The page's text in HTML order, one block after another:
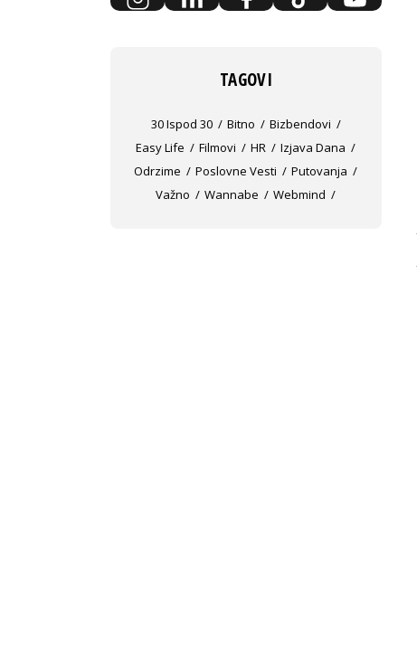
TAGOVI
30 Ispod 30 Bitno
Bizbendovi
Easy Life
Filmovi HR
Izjava Dana
Odrzime
Poslovne Vesti
Putovanja
Važno
Wannabe Webmind